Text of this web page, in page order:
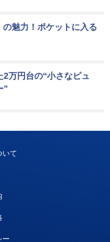
魅力！ポケットに入る
万円台の“小さなピュ
”
いて
ー